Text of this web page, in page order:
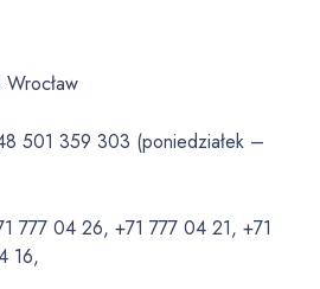
501 359 303 (poniedziałek –
777 04 26, +71 777 04 21, +71
16,